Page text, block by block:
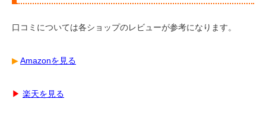
口コミについては各ショップのレビューが参考になります。
▶︎Amazonを見る
▶︎ 楽天を見る